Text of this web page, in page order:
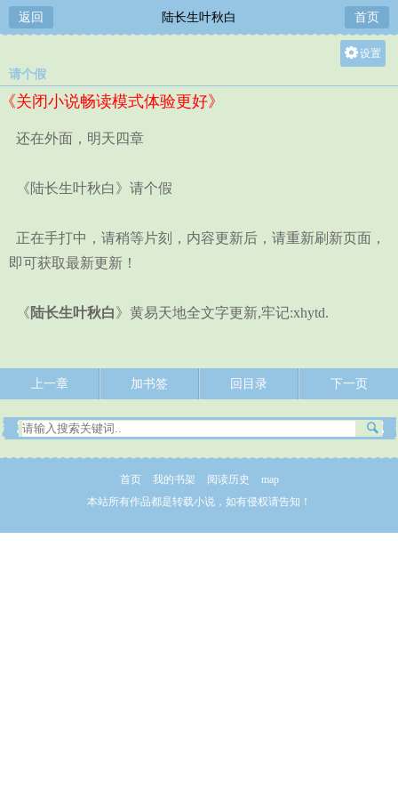
返回 陆长生叶秋白 首页
设置
请个假
《关闭小说畅读模式体验更好》
还在外面，明天四章
《陆长生叶秋白》请个假
正在手打中，请稍等片刻，内容更新后，请重新刷新页面，
即可获取最新更新！
《陆长生叶秋白》黄易天地全文字更新,牢记:xhytd.
上一章 加书签 回目录 下一页
首页 我的书架 阅读历史
map
本站所有作品都是转载小说，如有侵权请告知！